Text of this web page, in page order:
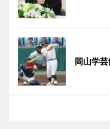
岡山学